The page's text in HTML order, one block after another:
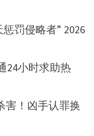
罚侵略者” 2026
24小时求助热
害！凶手认罪换